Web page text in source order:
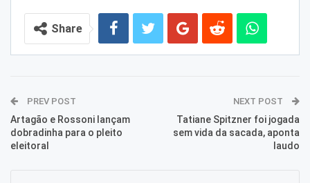
Share
PREV POST
Artagão e Rossoni lançam
dobradinha para o pleito
eleitoral
NEXT POST
Tatiane Spitzner foi jogada
sem vida da sacada, aponta
laudo